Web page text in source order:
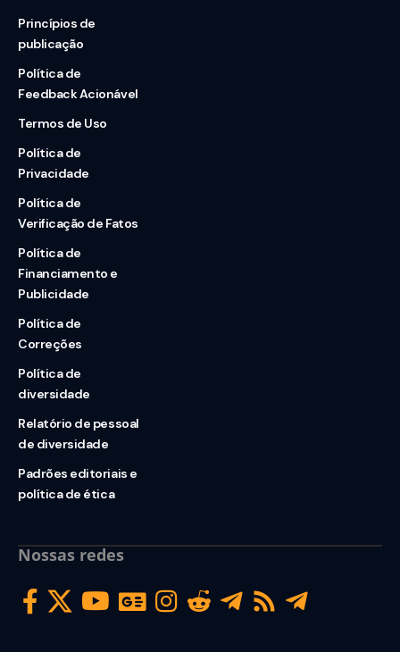
Princípios de
publicação
Política de
Feedback Acionável
Termos de Uso
Política de
Privacidade
Política de
Verificação de Fatos
Política de
Financiamento e
Publicidade
Política de
Correções
Política de
diversidade
Relatório de pessoal
de diversidade
Padrões editoriais e
política de ética
Nossas redes